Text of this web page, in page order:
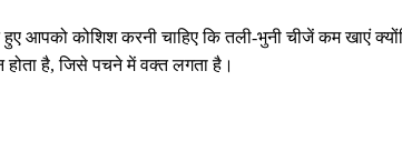
हुए आपको कोशिश करनी चाहिए कि तली-भुनी चीजें कम खाएं
होता है, जिसे पचने में वक्त लगता है।